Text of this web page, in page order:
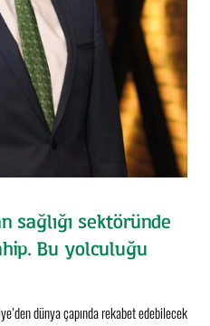
sağlığı sektöründe
Bu yolculuğu
dünya çapında rekabet edebilecek